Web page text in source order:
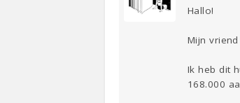
Hallo!
Mijn
Ik heb dit
168.000